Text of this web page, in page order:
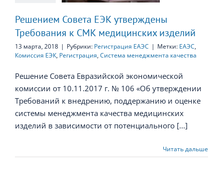
Решением Совета ЕЭК утверждены
Требования к СМК медицинских изделий
13 марта, 2018 | Рубрики: Регистрация ЕАЭС | Метки: ЕАЭС,
Комиссия ЕЭК, Регистрация,Система менеджмента качества
Решение Совета Евразийской экономической
комиссии от 10.11.2017 г. № 106 «Об утверждении
Требований к внедрению, поддержанию и оценке
системы менеджмента качества медицинских
изделий в зависимости от потенциального [...]
Читать дальше